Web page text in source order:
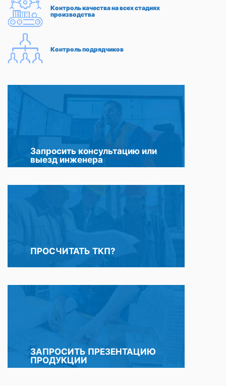
Контроль качества на всех стадиях
производства
Контроль подрядчиков
Запросить консультацию или
выезд инженера
ПРОСЧИТАТЬ ТКП?
ЗАПРОСИТЬ ПРЕЗЕНТАЦИЮ
ПРОДУКЦИИ